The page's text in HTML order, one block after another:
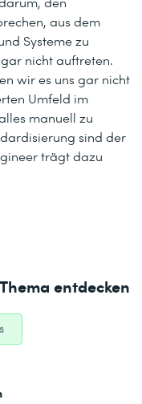
aus dem
Systeme zu
nicht auftreten.
wir es uns gar nicht
Umfeld im
manuell zu
sind der
trägt dazu
entdecken